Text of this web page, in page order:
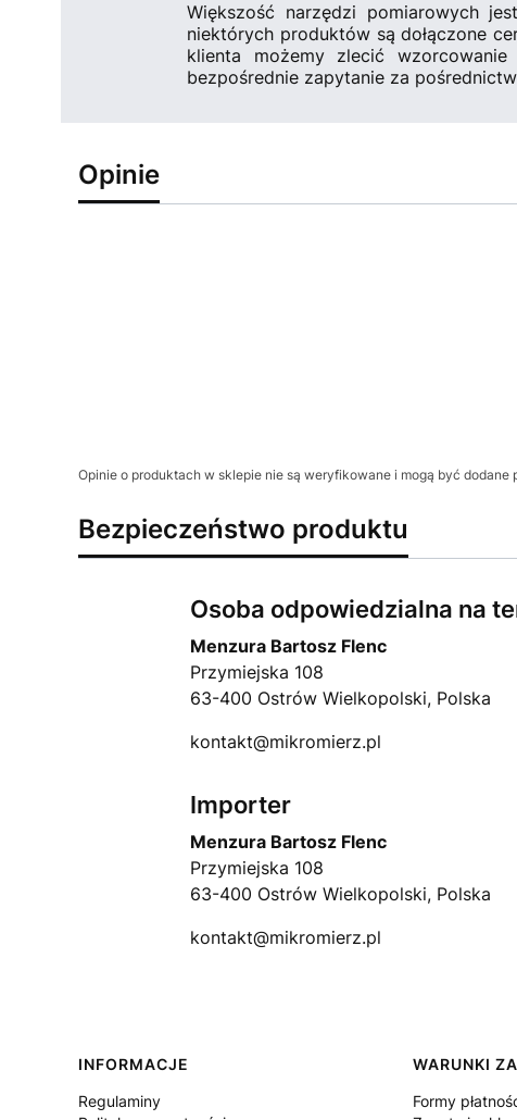
Większość narzędzi pomiarowych
niektórych produktów są dołączone
klienta możemy zlecić
bezpośrednie zapytanie za
Opinie
Opinie o produktach w sklepie nie są weryfikowane i mogą być
Bezpieczeństwo produktu
Osoba odpowiedzialna na
Menzura Bartosz Flenc
Przymiejska 108
63-400 Ostrów Wielkopolski, Polska
kontakt@mikromierz.pl
Importer
Menzura Bartosz Flenc
Przymiejska 108
63-400 Ostrów Wielkopolski, Polska
kontakt@mikromierz.pl
Linki w stopce
INFORMACJE
Regulaminy
WARUNKI
Formy